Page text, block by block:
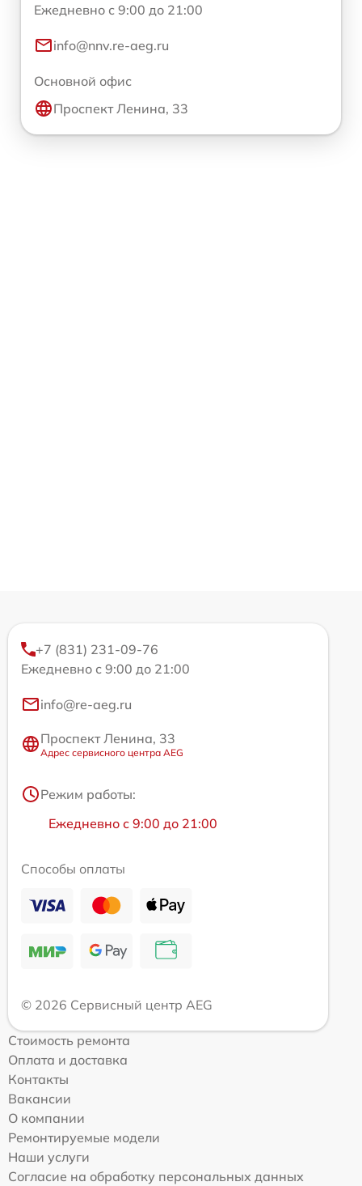
Ежедневно с 9:00 до 21:00
info@nnv.re-aeg.ru
Основной офис
Проспект Ленина, 33
+7 (831) 231-09-76
Ежедневно с 9:00 до 21:00
info@re-aeg.ru
Проспект Ленина, 33
Адрес сервисного центра AEG
Режим работы:
Ежедневно с 9:00 до 21:00
Способы оплаты
© 2026 Сервисный центр AEG
Стоимость ремонта
Оплата и доставка
Контакты
Вакансии
О компании
Ремонтируемые модели
Наши услуги
Согласие на обработку персональных данных